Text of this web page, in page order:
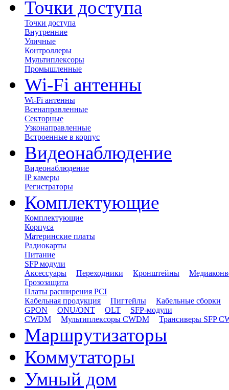
Точки доступа
Точки доступа
Внутренние
Уличные
Контроллеры
Мультиплексоры
Промышленные
Wi-Fi антенны
Wi-Fi антенны
Всенаправленные
Секторные
Узконаправленные
Встроенные в корпус
Видеонаблюдение
Видеонаблюдение
IP камеры
Регистраторы
Комплектующие
Комплектующие
Корпуса
Материнские платы
Радиокарты
Питание
SFP модули
Аксессуары
Переходники Кронштейны
Грозозащита
Платы расширения PCI
Кабельная продукция
Пигтейлы
Кабельные сборки
GPON
ONU/ONT OLT
SFP-модули
CWDM
Мультиплексоры CWDM Трансиверы SFP
Маршрутизаторы
Коммутаторы
Умный дом